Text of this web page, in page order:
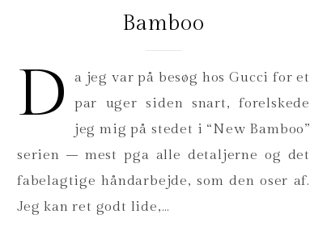
Bamboo
D
a jeg var på besøg hos Gucci for et
par uger siden snart, forelskede
jeg mig på stedet i “New Bamboo”
serien – mest pga alle detaljerne og det
fabelagtige håndarbejde, som den oser af.
Jeg kan ret godt lide,…